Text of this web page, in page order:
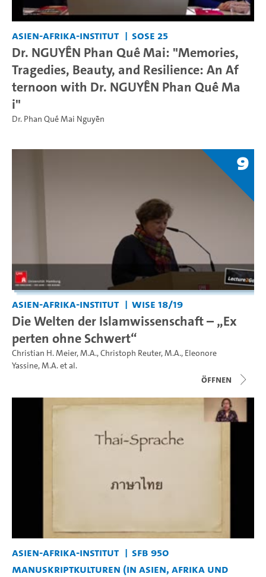
Asien-Afrika-Institut SoSe 25
Dr. NGUYỄN Phan Quế Mai: "Memories,
Tragedies, Beauty, and Resilience: An Af
ternoon with Dr. NGUYỄN Phan Quế Ma
i"
Dr. Phan Quế Mai Nguyễn
9
Asien-Afrika-Institut WiSe 18/19
Die Welten der Islamwissenschaft – „Ex
perten ohne Schwert“
Christian H. Meier, M.A.,Christoph Reuter, M.A., Eleonore
Yassine, M.A.et al.
Öffnen
Asien-Afrika-Institut
SFB 950
Manuskriptkulturen (in Asien, Afrika und